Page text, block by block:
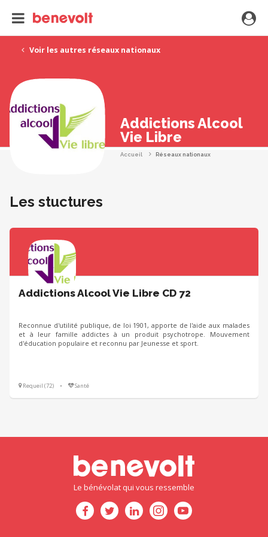
Voir les autres réseaux nationaux
Addictions Alcool
Vie Libre
Accueil Réseaux nationaux
Les stuctures
Addictions Alcool Vie Libre CD 72
Reconnue d'utilité publique, de loi 1901, apporte de l'aide aux malades
et à leur famille addictes à un produit psychotrope. Mouvement
d'éducation populaire et reconnu par Jeunesse et sport.
Requeil (72) • Santé
Le bénévolat qui vous ressemble